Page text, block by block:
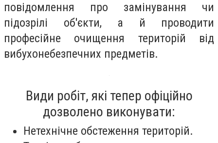
повідомлення про замінування чи
підозрілі об'єкти, а й проводити
професійне очищення територій від
вибухонебезпечних предметів.
Види робіт, які тепер офіційно
дозволено виконувати:
Нетехнічне обстеження територій.